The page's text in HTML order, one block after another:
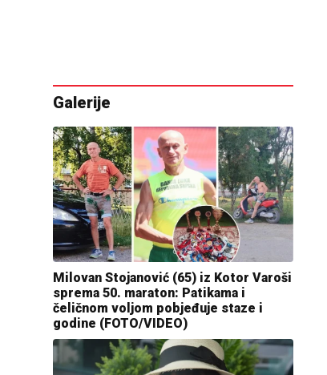
Galerije
Milovan Stojanović (65) iz Kotor Varoši
sprema 50. maraton: Patikama i
čeličnom voljom pobjeđuje staze i
godine (FOTO/VIDEO)